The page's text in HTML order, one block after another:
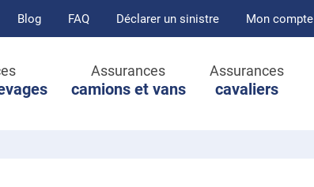
Blog FAQ Déclarer un sinistre Mon compte
Assurances
camions et vans
Assurances
cavaliers